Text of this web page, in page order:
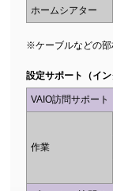
ホームシアター
※ケーブルなどの部
設定サポート（イ
VAIO訪問サポート
作業